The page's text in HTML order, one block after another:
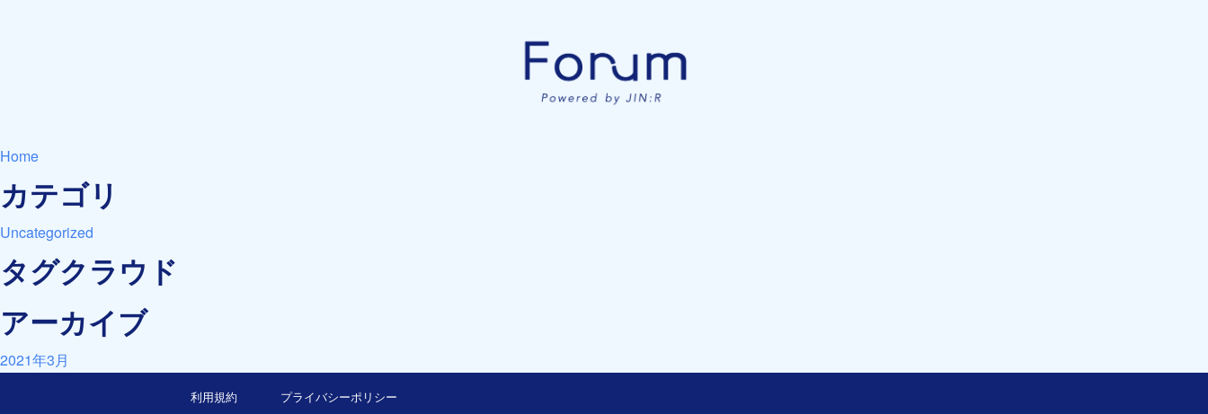
Home
カテゴリ
Uncategorized
タグクラウド
アーカイブ
2021年3月
利用規約 プライバシーポリシー